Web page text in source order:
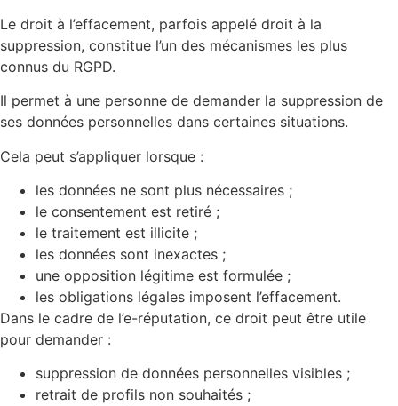
Le droit à l’effacement, parfois appelé droit à la
suppression, constitue l’un des mécanismes les plus
connus du RGPD.
Il permet à une personne de demander la suppression de
ses données personnelles dans certaines situations.
Cela peut s’appliquer lorsque :
les données ne sont plus nécessaires ;
le consentement est retiré ;
le traitement est illicite ;
les données sont inexactes ;
une opposition légitime est formulée ;
les obligations légales imposent l’effacement.
Dans le cadre de l’e-réputation, ce droit peut être utile
pour demander :
suppression de données personnelles visibles ;
retrait de profils non souhaités ;